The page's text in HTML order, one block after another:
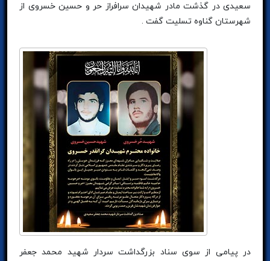
سعیدی در گذشت مادر شهیدان سرافراز حر و حسین خسروی از
شهرستان گناوه تسلیت گفت .
در پیامی از سوی سناد بزرگداشت سردار شهید محمد جعفر